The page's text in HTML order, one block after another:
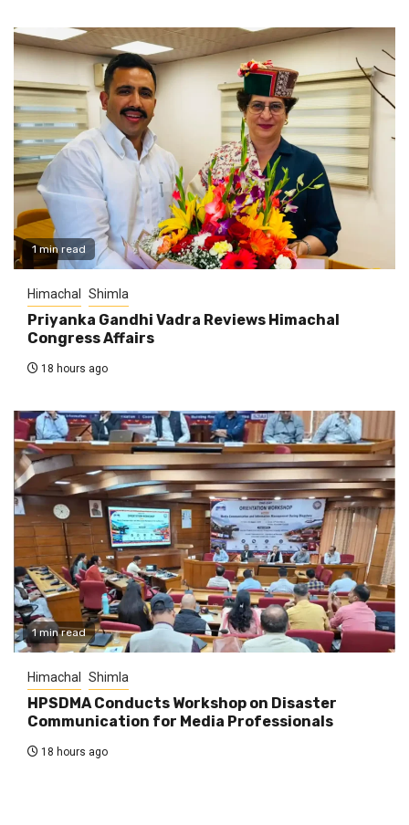
1 min read
Himachal Shimla
Priyanka Gandhi Vadra Reviews Himachal
Congress Affairs
18 hours ago
1 min read
Himachal Shimla
HPSDMA Conducts Workshop on Disaster
Communication for Media Professionals
18 hours ago